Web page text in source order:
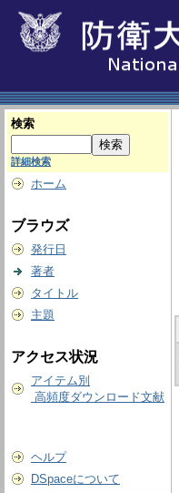
検索
詳細検索
ホーム
ブラウズ
発行日
著者
タイトル
主題
アクセス状況
アイテム別
高頻度ダウンロード文献
ヘルプ
DSpaceについて